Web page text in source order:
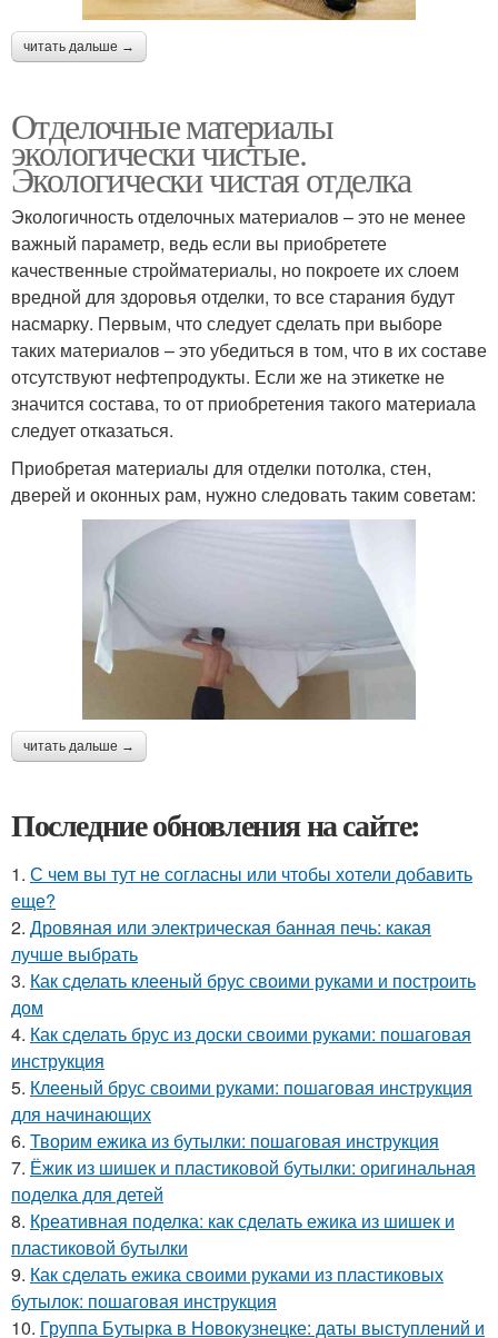
читать дальше →
Отделочные материалы
экологически чистые.
Экологически чистая отделка
Экологичность отделочных материалов – это не менее
важный параметр, ведь если вы приобретете
качественные стройматериалы, но покроете их слоем
вредной для здоровья отделки, то все старания будут
насмарку. Первым, что следует сделать при выборе
таких материалов – это убедиться в том, что в их составе
отсутствуют нефтепродукты. Если же на этикетке не
значится состава, то от приобретения такого материала
следует отказаться.
Приобретая материалы для отделки потолка, стен,
дверей и оконных рам, нужно следовать таким советам:
читать дальше →
Последние обновления на сайте:
1. С чем вы тут не согласны или чтобы хотели добавить
еще?
2. Дровяная или электрическая банная печь: какая
лучше выбрать
3. Как сделать клееный брус своими руками и построить
дом
4. Как сделать брус из доски своими руками: пошаговая
инструкция
5. Клееный брус своими руками: пошаговая инструкция
для начинающих
6. Творим ежика из бутылки: пошаговая инструкция
7. Ёжик из шишек и пластиковой бутылки: оригинальная
поделка для детей
8. Креативная поделка: как сделать ежика из шишек и
пластиковой бутылки
9. Как сделать ежика своими руками из пластиковых
бутылок: пошаговая инструкция
10. Группа Бутырка в Новокузнецке: даты выступлений и